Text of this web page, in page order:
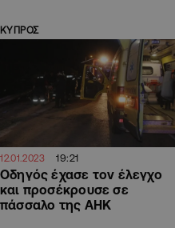
ΚΥΠΡΟΣ
12.01.2023 19:21
Οδηγός έχασε τον έλεγχο
και προσέκρουσε σε
πάσσαλο της ΑΗΚ